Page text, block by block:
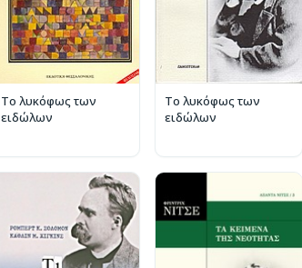
Το λυκόφως των
ειδώλων
Το λυκόφως των
ειδώλων